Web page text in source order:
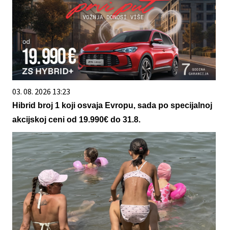
03. 08. 2026 13:23
Hibrid broj 1 koji osvaja Evropu, sada po specijalnoj
akcijskoj ceni od 19.990€ do 31.8.